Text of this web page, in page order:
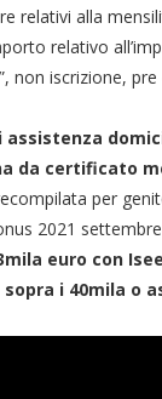
relativi alla
relativo
non iscrizione,
assistenza
da certificato
per
2021
euro con
sopra i 40mila o